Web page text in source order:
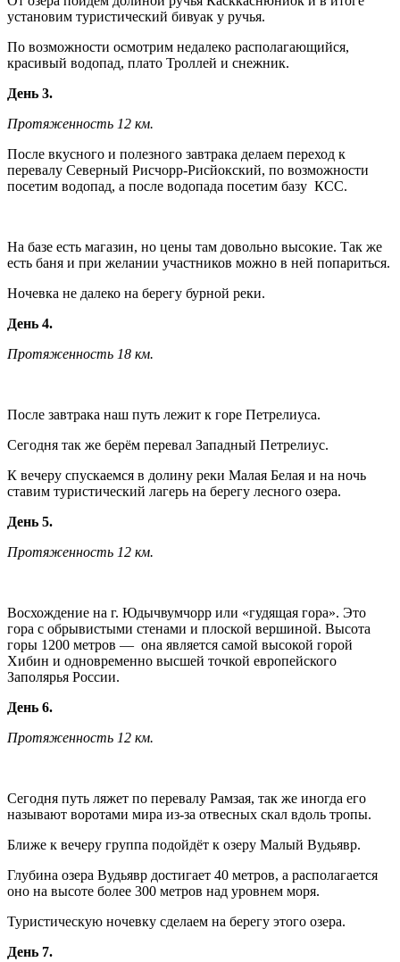
установим туристический бивуак у ручья.
По возможности осмотрим недалеко располагающийся,
красивый водопад, плато Троллей и снежник.
День 3.
Протяженность 12 км.
После вкусного и полезного завтрака делаем переход к
перевалу Северный Рисчорр-Рисйокский, по возможности
посетим водопад, а после водопада посетим базу КСС.
На базе есть магазин, но цены там довольно высокие. Так же
есть баня и при желании участников можно в ней попариться.
Ночевка не далеко на берегу бурной реки.
День 4.
Протяженность 18 км.
После завтрака наш путь лежит к горе Петрелиуса.
Сегодня так же берём перевал Западный Петрелиус.
К вечеру спускаемся в долину реки Малая Белая и на ночь
ставим туристический лагерь на берегу лесного озера.
День 5.
Протяженность 12 км.
Восхождение на г. Юдычвумчорр или «гудящая гора». Это
гора с обрывистыми стенами и плоской вершиной. Высота
горы 1200 метров — она является самой высокой горой
Хибин и одновременно высшей точкой европейского
Заполярья России.
День 6.
Протяженность 12 км.
Сегодня путь ляжет по перевалу Рамзая, так же иногда его
называют воротами мира из-за отвесных скал вдоль тропы.
Ближе к вечеру группа подойдёт к озеру Малый Вудьявр.
Глубина озера Вудьявр достигает 40 метров, а располагается
оно на высоте более 300 метров над уровнем моря.
Туристическую ночевку сделаем на берегу этого озера.
День 7.